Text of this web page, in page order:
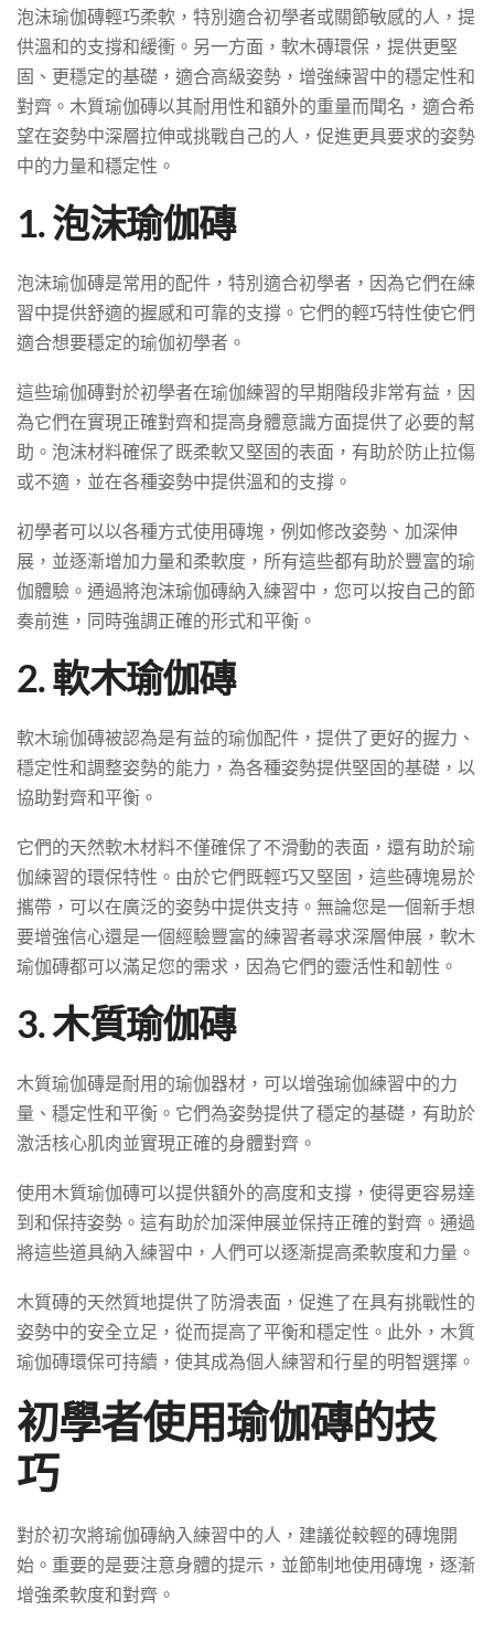
泡沫瑜伽磚輕巧柔軟，特別適合初學者或關節敏感的人，提
供溫和的支撐和緩衝。另一方面，軟木磚環保，提供更堅
固、更穩定的基礎，適合高級姿勢，增強練習中的穩定性和
對齊。木質瑜伽磚以其耐用性和額外的重量而聞名，適合希
望在姿勢中深層拉伸或挑戰自己的人，促進更具要求的姿勢
中的力量和穩定性。
1. 泡沫瑜伽磚
泡沫瑜伽磚是常用的配件，特別適合初學者，因為它們在練
習中提供舒適的握感和可靠的支撐。它們的輕巧特性使它們
適合想要穩定的瑜伽初學者。
這些瑜伽磚對於初學者在瑜伽練習的早期階段非常有益，因
為它們在實現正確對齊和提高身體意識方面提供了必要的幫
助。泡沫材料確保了既柔軟又堅固的表面，有助於防止拉傷
或不適，並在各種姿勢中提供溫和的支撐。
初學者可以以各種方式使用磚塊，例如修改姿勢、加深伸
展，並逐漸增加力量和柔軟度，所有這些都有助於豐富的瑜
伽體驗。通過將泡沫瑜伽磚納入練習中，您可以按自己的節
奏前進，同時強調正確的形式和平衡。
2. 軟木瑜伽磚
軟木瑜伽磚被認為是有益的瑜伽配件，提供了更好的握力、
穩定性和調整姿勢的能力，為各種姿勢提供堅固的基礎，以
協助對齊和平衡。
它們的天然軟木材料不僅確保了不滑動的表面，還有助於瑜
伽練習的環保特性。由於它們既輕巧又堅固，這些磚塊易於
攜帶，可以在廣泛的姿勢中提供支持。無論您是一個新手想
要增強信心還是一個經驗豐富的練習者尋求深層伸展，軟木
瑜伽磚都可以滿足您的需求，因為它們的靈活性和韌性。
3. 木質瑜伽磚
木質瑜伽磚是耐用的瑜伽器材，可以增強瑜伽練習中的力
量、穩定性和平衡。它們為姿勢提供了穩定的基礎，有助於
激活核心肌肉並實現正確的身體對齊。
使用木質瑜伽磚可以提供額外的高度和支撐，使得更容易達
到和保持姿勢。這有助於加深伸展並保持正確的對齊。通過
將這些道具納入練習中，人們可以逐漸提高柔軟度和力量。
木質磚的天然質地提供了防滑表面，促進了在具有挑戰性的
姿勢中的安全立足，從而提高了平衡和穩定性。此外，木質
瑜伽磚環保可持續，使其成為個人練習和行星的明智選擇。
初學者使用瑜伽磚的技
巧
對於初次將瑜伽磚納入練習中的人，建議從較輕的磚塊開
始。重要的是要注意身體的提示，並節制地使用磚塊，逐漸
增強柔軟度和對齊。